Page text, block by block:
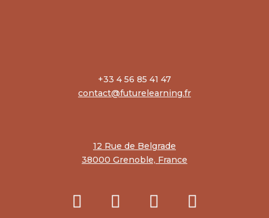
+33 4 56 85 41 47
contact@futurelearning.fr
12 Rue de Belgrade
38000 Grenoble, France